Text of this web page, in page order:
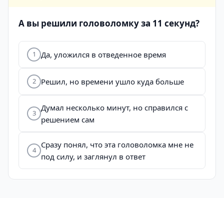
А вы решили головоломку за 11 секунд?
1 Да, уложился в отведенное время
2 Решил, но времени ушло куда больше
3
Думал несколько минут, но справился с
решением сам
4
Сразу понял, что эта головоломка мне не
под силу, и заглянул в ответ